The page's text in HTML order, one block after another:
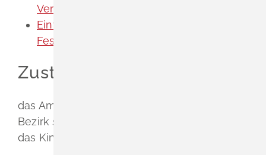
Verfahren
Einwendungen gegen den Antrag auf
Festsetzung von Unterhalt
Zuständige Stelle
das Amtsgericht (Familiengericht), in dessen
Bezirk sich das Kind oder der Elternteil, der
das Kind vertritt, gewöhnlich aufhält